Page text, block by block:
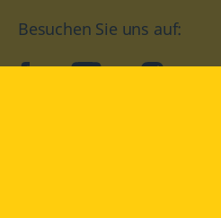
Besuchen Sie uns auf:
facebookYouTube Instagram